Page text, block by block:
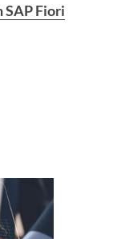
SAP Fiori